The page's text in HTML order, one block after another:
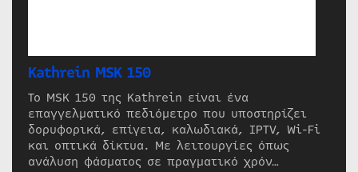
Kathrein MSK 150
Το MSK 150 της Kathrein είναι ένα
επαγγελματικό πεδιόμετρο που υποστηρίζει
δορυφορικά, επίγεια, καλωδιακά, IPTV, Wi-Fi
και οπτικά δίκτυα. Με λειτουργίες όπως
ανάλυση φάσματος σε πραγματικό χρόν…